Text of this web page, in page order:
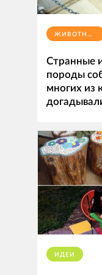
ЖИВОТНЫЕ
Странные
породы
многих из
ИДЕИ